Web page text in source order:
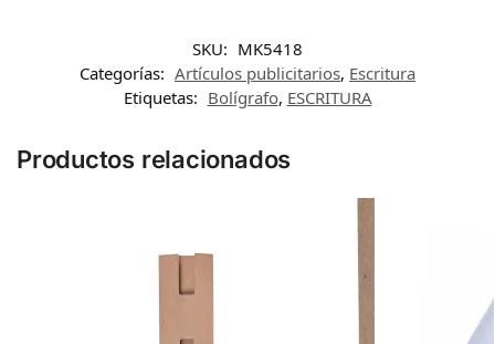
SKU: MK5418
Categorías: Artículos publicitarios, Escritura
Etiquetas: Bolígrafo, ESCRITURA
Productos relacionados